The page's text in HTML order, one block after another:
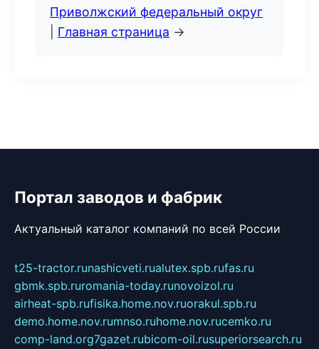
Приволжский федеральный округ
Главная страница →
Портал заводов и фабрик
Актуальный каталог компаний по всей России
t25-tractor.runashicveti.rualutex.spb.rufas.ru
gbmk.spb.ruromania-today.runovoizol.ru
airheat-spb.rufisika.home.nov.ruorakul.spb.ru
demo.home.nov.rumnso.ruhome.nov.rucemko.ru
comp-land.org7gazet.rubicom-oil.rusuperiorsearch.ru